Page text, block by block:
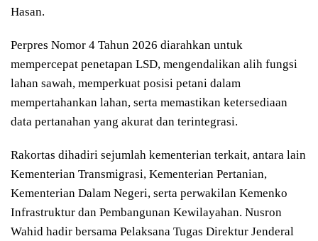
Hasan.
Perpres Nomor 4 Tahun 2026 diarahkan untuk
mempercepat penetapan LSD, mengendalikan alih fungsi
lahan sawah, memperkuat posisi petani dalam
mempertahankan lahan, serta memastikan ketersediaan
data pertanahan yang akurat dan terintegrasi.
Rakortas dihadiri sejumlah kementerian terkait, antara lain
Kementerian Transmigrasi, Kementerian Pertanian,
Kementerian Dalam Negeri, serta perwakilan Kemenko
Infrastruktur dan Pembangunan Kewilayahan. Nusron
Wahid hadir bersama Pelaksana Tugas Direktur Jenderal